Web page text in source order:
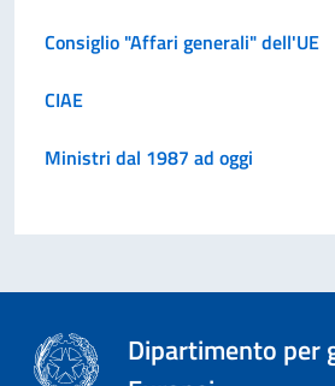
Consiglio "Affari generali" dell'UE
CIAE
Ministri dal 1987 ad oggi
Dipartimento per